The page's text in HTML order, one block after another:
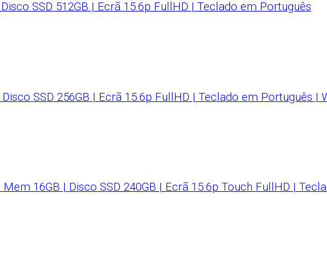
SSD 512GB | Ecrã 15.6p FullHD | Teclado em Português
SSD 256GB | Ecrã 15.6p FullHD | Teclado em Português |
16GB | Disco SSD 240GB | Ecrã 15.6p Touch FullHD |